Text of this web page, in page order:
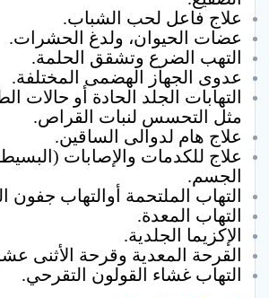
علاج فاعل لحب الشباب.
عضات الحيوان، ولدغ الحشرات.
التهب الضرع وتشقق الحلمة.
عدوى الجهاز الهضمى المختلفة.
التهابات الجلد الحادة أو حالات
مثل التحسس لنبات القراص.
علاج هام لدوالى الساقين.
علاج للكدمات والإصابات
الجسم.
التهاب الملتحمة أوالتهاب جفون
التهاب المعدة.
الإكزيما الجلدية.
القرحة المعدية وقرحة الأثنى
التهاب غشاء القولون التقرحي.